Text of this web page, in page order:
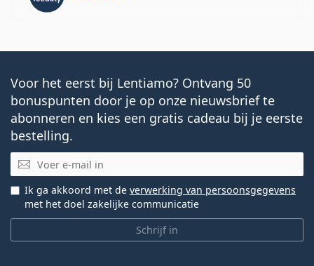
Voor het eerst bij Lentiamo? Ontvang 50
bonuspunten door je op onze nieuwsbrief te
abonneren en kies een gratis cadeau bij je eerste
bestelling.
E-mail
Schrijf in
Ik ga akkoord met de verwerking van persoonsgegevens
met het doel zakelijke communicatie